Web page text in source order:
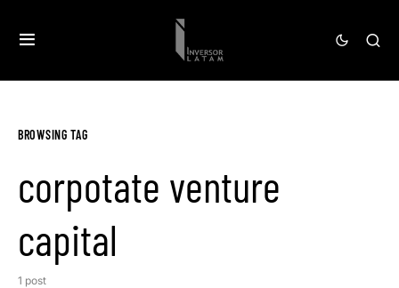
BROWSING TAG
corpotate venture
capital
1 post